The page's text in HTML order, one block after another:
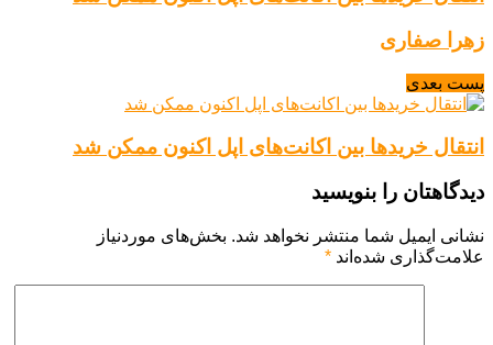
زهرا صفاری
پست بعدی
انتقال خریدها بین اکانت‌های اپل اکنون ممکن شد
دیدگاهتان را بنویسید
نشانی ایمیل شما منتشر نخواهد شد. بخش‌های موردنیاز
علامت‌گذاری شده‌اند *